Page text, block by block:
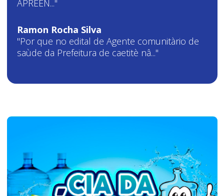
APREEN..."
Ramon Rocha Silva
"Por que no edital de Agente comunitàrio de
saùde da Prefeitura de caetitè nâ..."